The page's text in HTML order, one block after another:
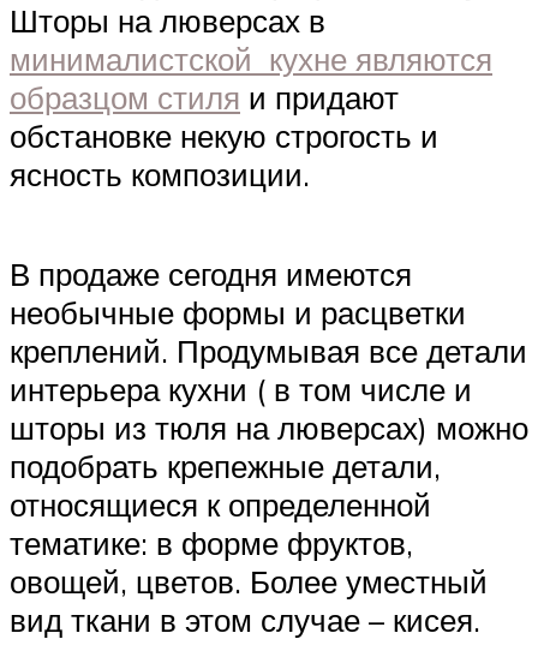
Шторы на люверсах в
минималистской кухне являются
образцом стиля и придают
обстановке некую строгость и
ясность композиции.
В продаже сегодня имеются
необычные формы и расцветки
креплений. Продумывая все детали
интерьера кухни ( в том числе и
шторы из тюля на люверсах) можно
подобрать крепежные детали,
относящиеся к определенной
тематике: в форме фруктов,
овощей, цветов. Более уместный
вид ткани в этом случае – кисея.